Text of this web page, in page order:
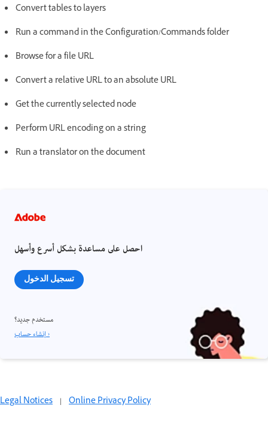
Convert tables to layers
Run a command in the Configuration/Commands folder
Browse for a file URL
Convert a relative URL to an absolute URL
Get the currently selected node
Perform URL encoding on a string
Run a translator on the document
احصل على مساعدة بشكل أسرع وأسهل
تسجيل الدخول
مستخدم جديد؟
إنشاء حساب ›
Legal Notices | Online Privacy Policy